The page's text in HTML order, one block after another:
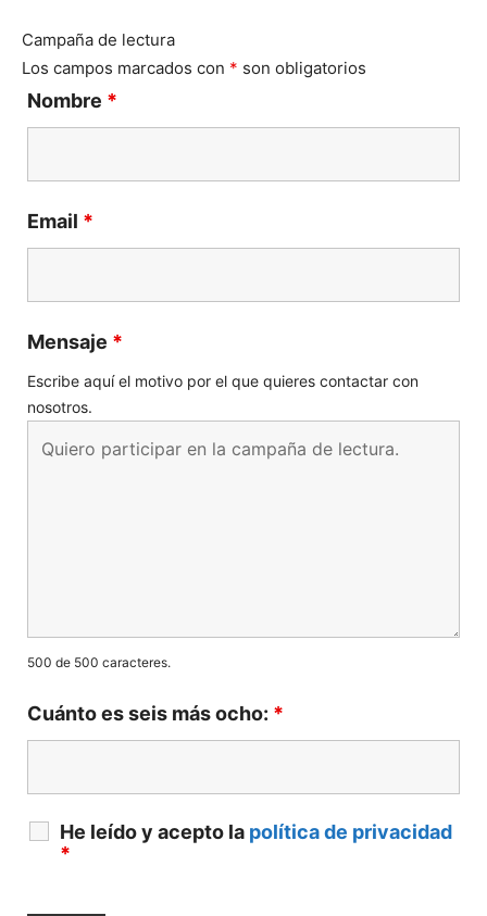
Campaña de lectura
Los campos marcados con * son obligatorios
Nombre *
Email *
Mensaje *
Escribe aquí el motivo por el que quieres contactar con
nosotros.
500 de 500 caracteres.
Cuánto es seis más ocho: *
He leído y acepto la política de privacidad
*